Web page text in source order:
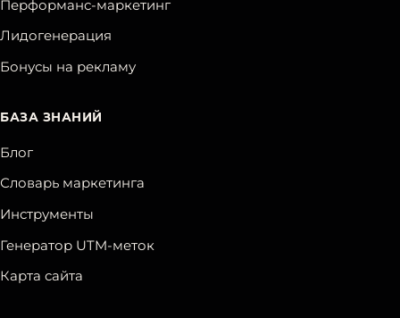
Перформанс-маркетинг
Лидогенерация
Бонусы на рекламу
БАЗА ЗНАНИЙ
Блог
Словарь маркетинга
Инструменты
Генератор UTM-меток
Карта сайта